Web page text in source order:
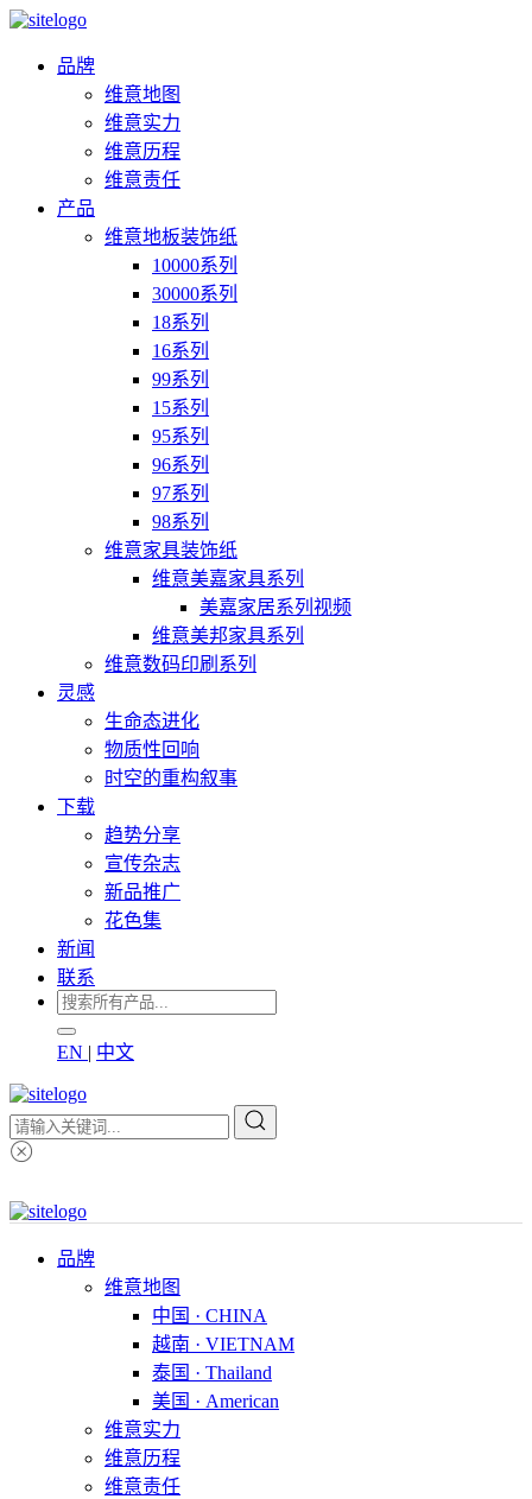
品牌
维意地图
维意实力
维意历程
维意责任
产品
维意地板装饰纸
10000系列
30000系列
18系列
16系列
99系列
15系列
95系列
96系列
97系列
98系列
维意家具装饰纸
维意美嘉家具系列
美嘉家居系列视频
维意美邦家具系列
维意数码印刷系列
灵感
生命态进化
物质性回响
时空的重构叙事
下载
趋势分享
宣传杂志
新品推广
花色集
新闻
联系
EN | 中文
品牌
维意地图
中国 · CHINA
越南 · VIETNAM
泰国 · Thailand
美国 · American
维意实力
维意历程
维意责任